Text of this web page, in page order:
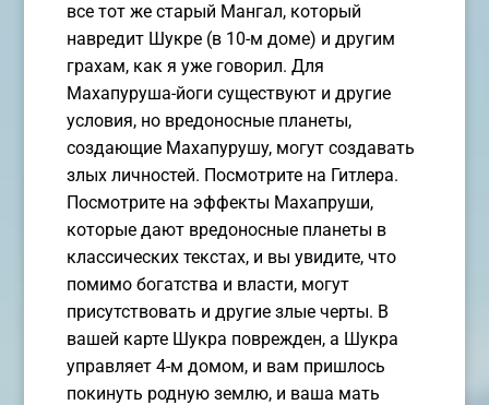
все тот же старый Мангал, который
навредит Шукре (в 10-м доме) и другим
грахам, как я уже говорил. Для
Махапуруша-йоги существуют и другие
условия, но вредоносные планеты,
создающие Махапурушу, могут создавать
злых личностей. Посмотрите на Гитлера.
Посмотрите на эффекты Махапруши,
которые дают вредоносные планеты в
классических текстах, и вы увидите, что
помимо богатства и власти, могут
присутствовать и другие злые черты. В
вашей карте Шукра поврежден, а Шукра
управляет 4-м домом, и вам пришлось
покинуть родную землю, и ваша мать